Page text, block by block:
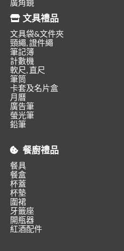
廣角鏡
文具禮品
文具袋&文件夾
頸繩, 證件繩
筆記簿
計數機
軟尺, 直尺
筆筒
卡套及名片盒
月曆
廣告筆
螢光筆
鉛筆
餐廚禮品
餐具
餐盒
杯蓋
杯墊
圍裙
牙籤座
開瓶器
紅酒配件